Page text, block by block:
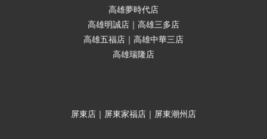
高雄夢時代店
高雄明誠店｜高雄三多店
高雄五福店｜高雄中華三店
高雄瑞隆店
屏東店｜屏東家福店｜屏東潮州店